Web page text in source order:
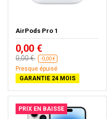
AirPods Pro 1
0,00 €
0,00 € -0,00 €
Presque épuisé
GARANTIE 24 MOIS
PRIX EN BAISSE